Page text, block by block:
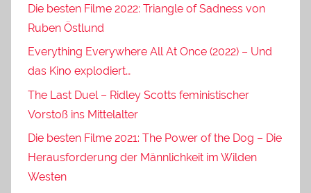
Die besten Filme 2022: Triangle of Sadness von
Ruben Östlund
Everything Everywhere All At Once (2022) – Und
das Kino explodiert…
The Last Duel – Ridley Scotts feministischer
Vorstoß ins Mittelalter
Die besten Filme 2021: The Power of the Dog – Die
Herausforderung der Männlichkeit im Wilden
Westen